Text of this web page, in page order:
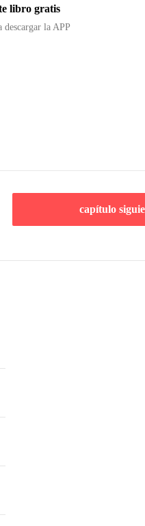
libro gratis
descargar la APP
capítulo